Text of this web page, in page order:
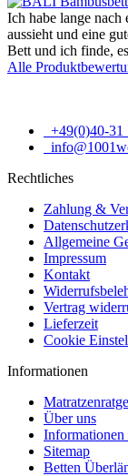
Wählen Sie die
Wir bieten
Ihnen den
Neben Betten
Lattenrost zu
einen erholsamen
Ergänzen Sie Ihr
Lattenrosten und
Angebot an
komplett zu gestalten.
Ich habe lange nach
aussieht und eine
Bett und ich finde,
Alle
+49(0)40-31
Rechtliches
Zahlung &
Allgemeine
Impressum
Kontakt
Vertrag
Lieferzeit
Cookie
Informationen
Über uns
Informationen
Sitemap
Betten